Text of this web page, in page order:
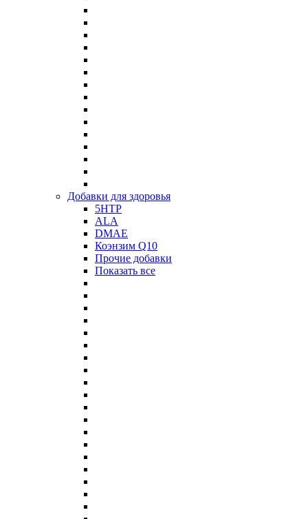
Добавки для здоровья
5HTP
ALA
DMAE
Коэнзим Q10
Прочие добавки
Показать все